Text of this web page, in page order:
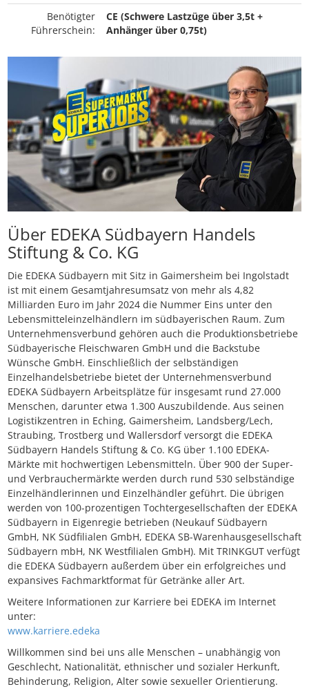
Benötigter
Führerschein:
CE (Schwere Lastzüge über 3,5t +
Anhänger über 0,75t)
Über EDEKA Südbayern Handels
Stiftung & Co. KG
Die EDEKA Südbayern mit Sitz in Gaimersheim bei Ingolstadt
ist mit einem Gesamtjahresumsatz von mehr als 4,82
Milliarden Euro im Jahr 2024 die Nummer Eins unter den
Lebensmitteleinzelhändlern im südbayerischen Raum. Zum
Unternehmensverbund gehören auch die Produktionsbetriebe
Südbayerische Fleischwaren GmbH und die Backstube
Wünsche GmbH. Einschließlich der selbständigen
Einzelhandelsbetriebe bietet der Unternehmensverbund
EDEKA Südbayern Arbeitsplätze für insgesamt rund 27.000
Menschen, darunter etwa 1.300 Auszubildende. Aus seinen
Logistikzentren in Eching, Gaimersheim, Landsberg/Lech,
Straubing, Trostberg und Wallersdorf versorgt die EDEKA
Südbayern Handels Stiftung & Co. KG über 1.100 EDEKA-
Märkte mit hochwertigen Lebensmitteln. Über 900 der Super-
und Verbrauchermärkte werden durch rund 530 selbständige
Einzelhändlerinnen und Einzelhändler geführt. Die übrigen
werden von 100-prozentigen Tochtergesellschaften der EDEKA
Südbayern in Eigenregie betrieben (Neukauf Südbayern
GmbH, NK Südfilialen GmbH, EDEKA SB-Warenhausgesellschaft
Südbayern mbH, NK Westfilialen GmbH). Mit TRINKGUT verfügt
die EDEKA Südbayern außerdem über ein erfolgreiches und
expansives Fachmarktformat für Getränke aller Art.
Weitere Informationen zur Karriere bei EDEKA im Internet
unter:
www.karriere.edeka
Willkommen sind bei uns alle Menschen – unabhängig von
Geschlecht, Nationalität, ethnischer und sozialer Herkunft,
Behinderung, Religion, Alter sowie sexueller Orientierung.